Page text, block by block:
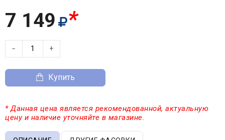
7 149 *
− +
Купить
* Данная цена является рекомендованной, актуальную
цену и наличие уточняйте в магазине.